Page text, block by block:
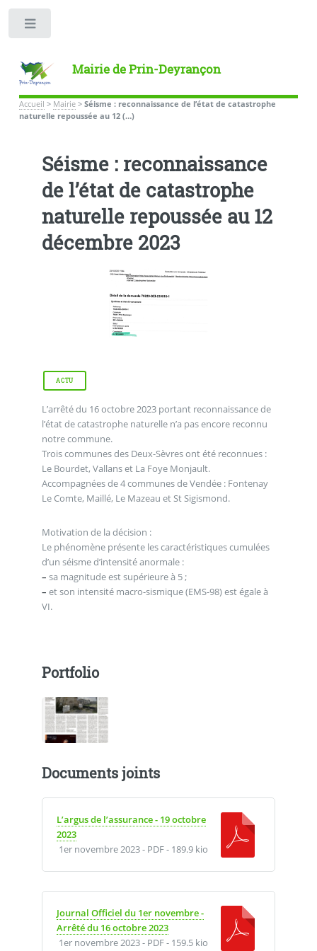
Mairie de Prin-Deyrançon
Accueil > Mairie> Séisme : reconnaissance de l’état de catastrophe
naturelle repoussée au 12 (…)
Séisme : reconnaissance
de l’état de catastrophe
naturelle repoussée au 12
décembre 2023
ACTU
L’arrêté du 16 octobre 2023 portant reconnaissance de
l’état de catastrophe naturelle n’a pas encore reconnu
notre commune.
Trois communes des Deux-Sèvres ont été reconnues :
Le Bourdet, Vallans et La Foye Monjault.
Accompagnées de 4 communes de Vendée : Fontenay
Le Comte, Maillé, Le Mazeau et St Sigismond.
Motivation de la décision :
Le phénomène présente les caractéristiques cumulées
d’un séisme d’intensité anormale :
– sa magnitude est supérieure à 5 ;
– et son intensité macro-sismique (EMS-98) est égale à
VI.
Portfolio
Documents joints
L’argus de l’assurance - 19 octobre
2023
1er novembre 2023- PDF- 189.9 kio
Journal Officiel du 1er novembre -
Arrêté du 16 octobre 2023
1er novembre 2023- PDF- 159.5 kio